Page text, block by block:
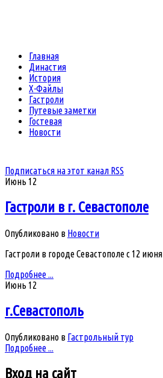
Главная
Династия
История
Х-Файлы
Гастроли
Путевые заметки
Гостевая
Новости
Подписаться на этот канал RSS
Июнь 12
Гастроли в г. Севастополе
Опубликовано в Новости
Гастроли в городе Севастополе с 12 июня
Подробнее ...
Июнь 12
г.Севастополь
Опубликовано в Гастрольный тур
Подробнее ...
Вход на сайт